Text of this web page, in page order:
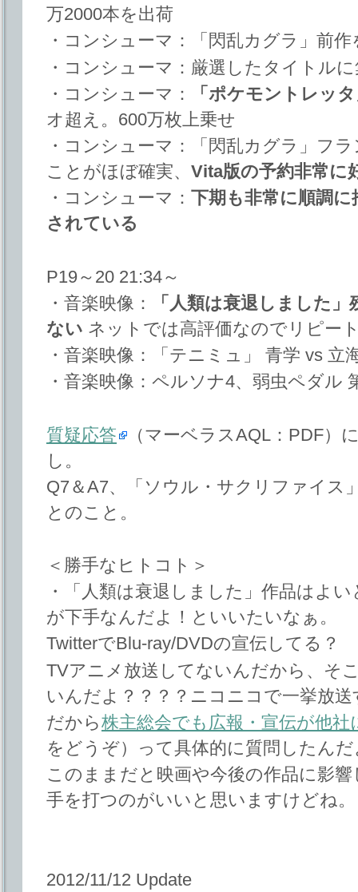
万2000本を出荷
・コンシューマ：「閃乱カグラ」前
・コンシューマ：厳選したタイトル
・コンシューマ：
「ポケモントレッ
オ超え。600万枚上乗せ
・コンシューマ：「閃乱カグラ」フ
ことがほぼ確実、 Vita版の予約非常に
・コンシューマ： 下期も非常に順調
されている
P19～20 21:34～
・音楽映像：
「人類は衰退しました
ない ネットでは高評価なのでリピー
・音楽映像：「テニミュ」 青学 vs 立
・音楽映像：ペルソナ4、弱虫ペダル
質疑応答
（マーベラスAQL：PDF）
し。
Q7＆A7、「ソウル・サクリファイス
とのこと。
＜勝手なヒトコト＞
・「人類は衰退しました」作品はよ
が下手なんだよ！といいたいなぁ。
TwitterでBlu-ray/DVDの宣伝してる？
TVアニメ放送してないんだから、そ
いんだよ？？？？ニコニコで一挙放
だから株主総会でも広報・宣伝が他社
をどうぞ）って具体的に質問したん
このままだと映画や今後の作品に影
手を打つのがいいと思いますけどね。
2012/11/12 Update